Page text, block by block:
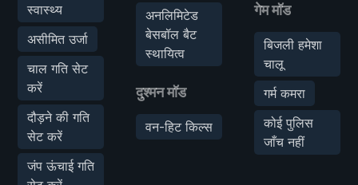
स्वास्थ्य
असीमित उर्जा
चाल गति सेट
करें
दौड़ने की गति
सेट करें
जंप ऊंचाई गति
अनलिमिटेड
बेसबॉल बैट
स्थायित्व
दुश्मन मॉड
वन-हिट किल्स
गेम मॉड
बिजली हमेशा
चालू
गर्म कमरा
कोई पुलिस
जाँच नहीं